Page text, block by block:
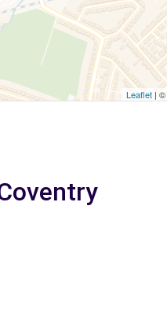
Leaflet | ©